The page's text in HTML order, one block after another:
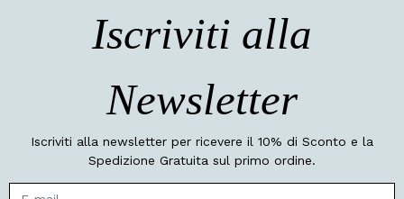
Iscriviti alla
Newsletter
Iscriviti alla newsletter per ricevere il 10% di Sconto e la
Spedizione Gratuita sul primo ordine.